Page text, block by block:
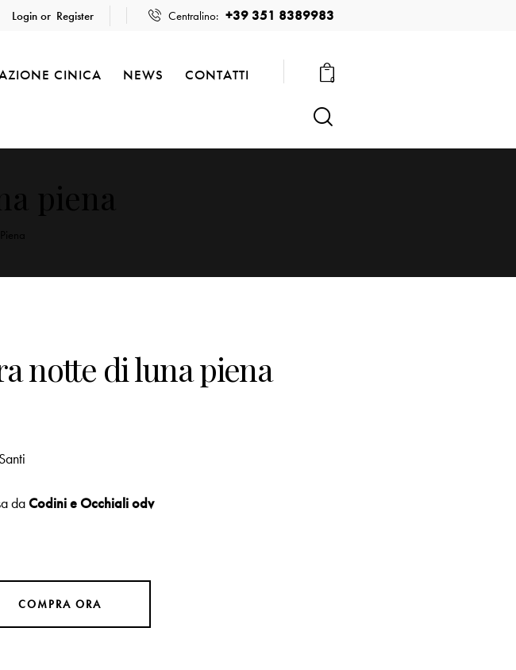
Login or Register Centralino: +39 351 8389983
CINICA NEWS CONTATTI 0
notte di luna piena
daCodini e Occhiali odv
COMPRA ORA